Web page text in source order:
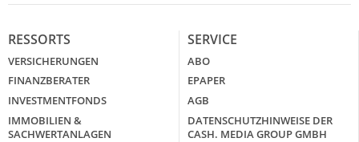
RESSORTS
VERSICHERUNGEN
FINANZBERATER
INVESTMENTFONDS
IMMOBILIEN &
SACHWERTANLAGEN
SERVICE
ABO
EPAPER
AGB
DATENSCHUTZHINWEISE DER
CASH. MEDIA GROUP GMBH